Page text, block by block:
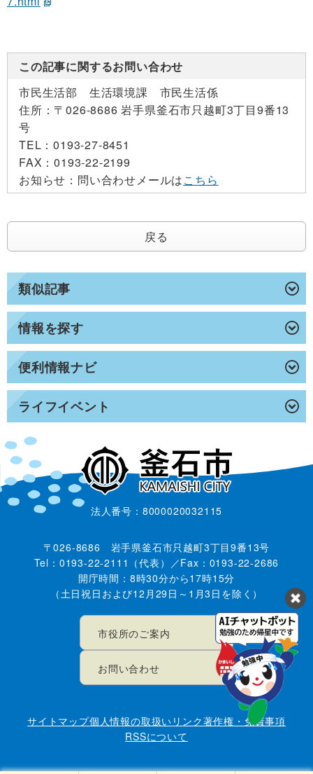
類似記事
情報を探す
便利情報ナビ
ライフイベント
この記事に関するお問い合わせ
市民生活部 生活環境課 市民生活係
住所： 〒026-8686 岩手県釜石市只越町3丁目9番13
号
TEL：0193-27-8451
FAX：0193-22-2199
お知らせ： 問い合わせメールはこちら
戻る
法人番号：8000020032115
〒026-8686 岩手県釜石市只越町3丁目9番13号
Tel：0193-22-2111（代表）／Fax：0193-22-2686
開庁時間：8時30分から17時15分
（土日祝日および12月29日～1月3日を除く）
市役所のご案内
お問い合わせ
サイトマップ個人情報の取扱い リンク著作権・免責事項
RSSについて